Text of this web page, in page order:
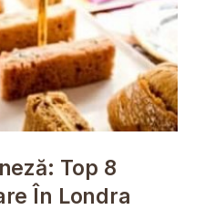
Top 8
În Londra